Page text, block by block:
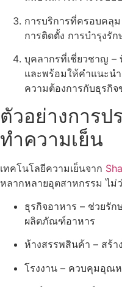
การบริการที่ครอบคลุม
การติดตั้ง การบำรุงรั
บุคลากรที่เชี่ยวชาญ –
และพร้อมให้คำแนะน
ความต้องการกับธุรกิ
ตัวอย่างการป
ทำความเย็น
เทคโนโลยีความเย็นจาก
หลากหลายอุตสาหกรรม ไม่ว่
ธุรกิจอาหาร – ช่วยรั
ผลิตภัณฑ์อาหาร
ห้างสรรพสินค้า – สร้
โรงงาน – ควบคุมอุณ